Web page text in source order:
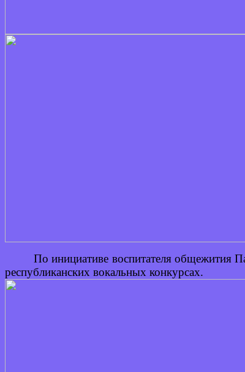
По инициативе воспитателя общежития
республиканских вокальных конкурсах.